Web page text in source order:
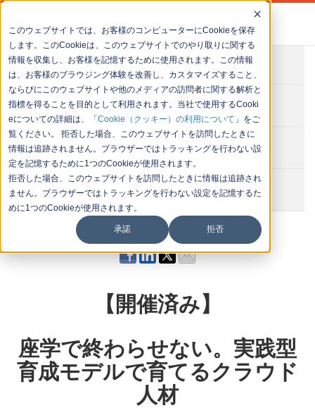
このウェブサイトでは、お客様のコンピューターにCookieを保存
します。このCookieは、このウェブサイトでのやり取りに関する
情報を収集し、お客様を記憶するために使用されます。この情報
は、お客様のブラウジング体験を改善し、カスタマイズすること、
ならびにこのウェブサイトや他のメディアの訪問者に関する解析と
指標を得ることを目的として利用されます。当社で使用するCooki
eについての詳細は、「 Cookie（クッキー）の利用について 」をご
覧ください。 拒否した場合、このウェブサイトを訪問したときに
情報は追跡されません。ブラウザーではトラッキングを行わない設
定を記憶するために1つのCookieが使用されます。
拒否した場合、このウェブサイトを訪問したときに情報は追跡され
ません。ブラウザーではトラッキングを行わない設定を記憶するた
めに1つのCookieが使用されます。
承諾 拒否
会社概要
お問い合わせ
セミナー一覧
イベント一覧
【開催済み】
座学で終わらせない。実践型
育成モデルで育てるクラウド
人材